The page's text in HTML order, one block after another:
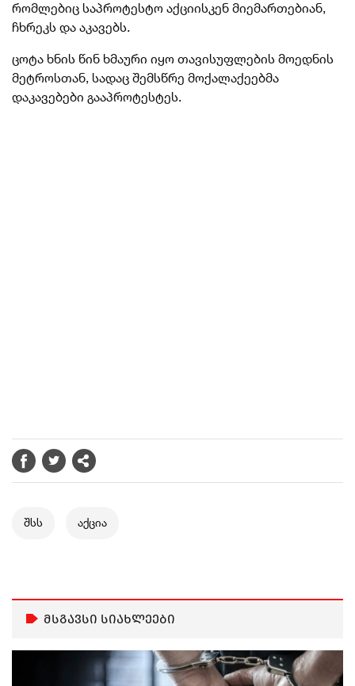
რომლებიც საპროტესტო აქციისკენ მიემართებიან,
ჩხრეკს და აკავებს.
ცოტა ხნის წინ ხმაური იყო თავისუფლების მოედნის
მეტროსთან, სადაც შემსწრე მოქალაქეებმა
დაკავებები გააპროტესტეს.
შსს აქცია
მსგავსი სიახლეები